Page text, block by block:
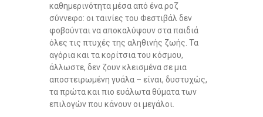
καθημερινότητα μέσα από ένα ροζ
σύννεφο: οι ταινίες του Φεστιβάλ δεν
φοβούνται να αποκαλύψουν στα παιδιά
όλες τις πτυχές της αληθινής ζωής. Τα
αγόρια και τα κορίτσια του κόσμου,
άλλωστε, δεν ζουν κλεισμένα σε μια
αποστειρωμένη γυάλα – είναι, δυστυχώς,
τα πρώτα και πιο ευάλωτα θύματα των
επιλογών που κάνουν οι μεγάλοι.